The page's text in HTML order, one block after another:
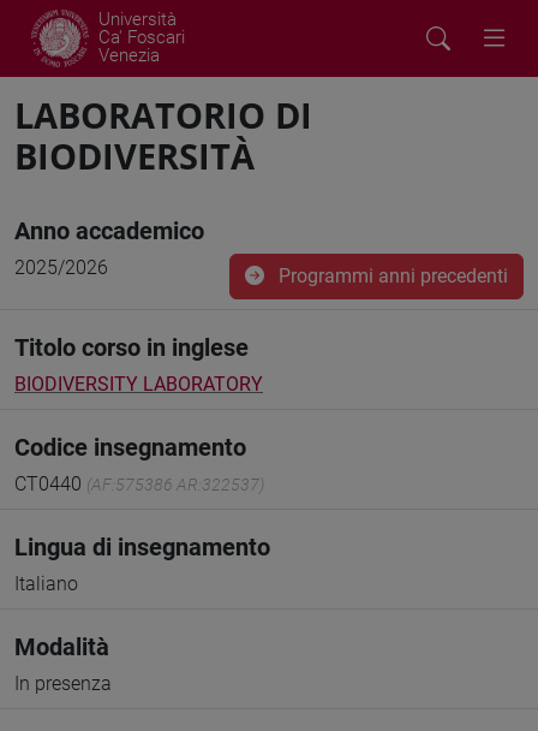
Università
Ca' Foscari
Venezia
LABORATORIO DI
BIODIVERSITÀ
Anno accademico
2025/2026 Programmi anni precedenti
Titolo corso in inglese
BIODIVERSITY LABORATORY
Codice insegnamento
CT0440 (AF:575386 AR:322537)
Lingua di insegnamento
Italiano
Modalità
In presenza